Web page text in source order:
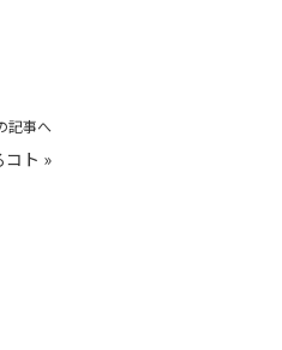
記事へ
ト »